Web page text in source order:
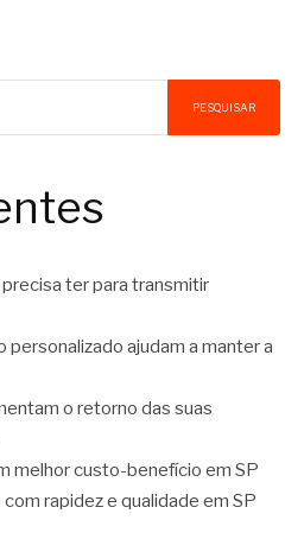
PESQUISAR
ter para transmitir
personalizado ajudam a manter a
o retorno das suas
melhor custo-benefício em SP
rapidez e qualidade em SP